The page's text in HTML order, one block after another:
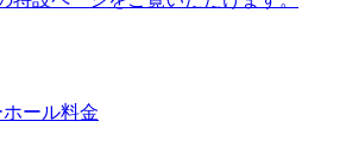
ール料金